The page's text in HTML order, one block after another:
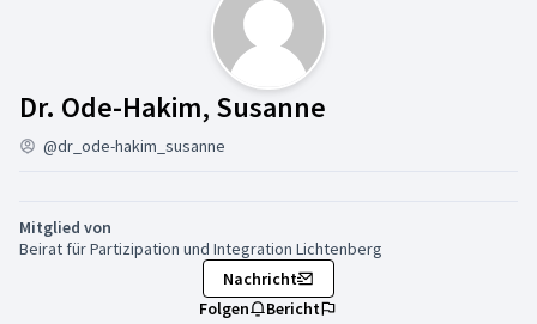
Dr. Ode-Hakim, Susanne
@dr_ode-hakim_susanne
Mitglied von
Beirat für Partizipation und Integration Lichtenberg
Nachricht
Folgen
Bericht